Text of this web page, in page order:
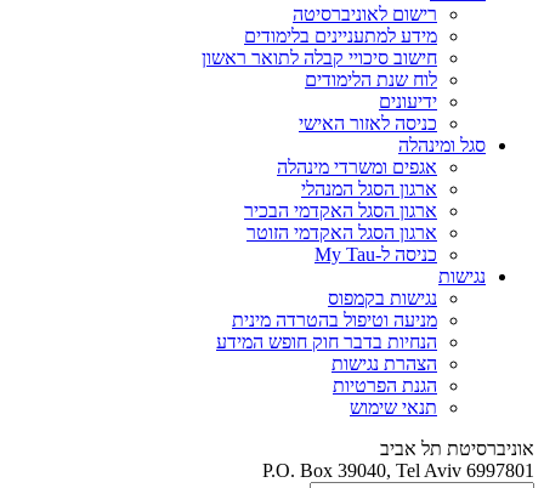
רישום לאוניברסיטה
מידע למתעניינים בלימודים
חישוב סיכויי קבלה לתואר ראשון
לוח שנת הלימודים
ידיעונים
כניסה לאזור האישי
סגל ומינהלה
אגפים ומשרדי מינהלה
ארגון הסגל המנהלי
ארגון הסגל האקדמי הבכיר
ארגון הסגל האקדמי הזוטר
כניסה ל-My Tau
נגישות
נגישות בקמפוס
מניעה וטיפול בהטרדה מינית
הנחיות בדבר חוק חופש המידע
הצהרת נגישות
הגנת הפרטיות
תנאי שימוש
אוניברסיטת תל אביב
P.O. Box 39040, Tel Aviv 6997801